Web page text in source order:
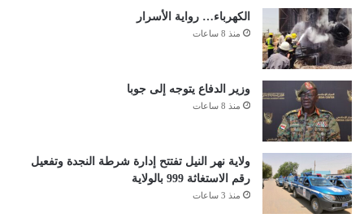
الكهرباء… رواية الأسرار
منذ 8 ساعات
وزير الدفاع يتوجه إلى جوبا
منذ 8 ساعات
ولاية نهر النيل تفتتح إدارة شرطة النجدة وتفعيل
رقم الاستغاثة 999 بالولاية
منذ 3 ساعات